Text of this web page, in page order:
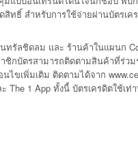
ทธิ์ สำหรับการใช้จ่ายผ่านบัตรเค
รัลชิดลม และ ร้านค้าในแผนก
ชิกบัตรสามารถติดตามสินค้าที่ร่ว
ไขเพิ่มเติม ติดตามได้จาก
The 1 App ทั้งนี้ บัตรเครดิตใช้เ